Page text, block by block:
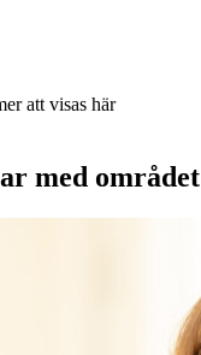
att visas här
med området